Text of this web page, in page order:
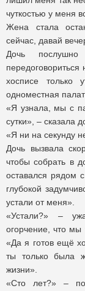
чуткостью у меня
Жена стала
сейчас, давай
Дочь
хосписе только
одноместная
«Я узнала, мы с
сутки», – сказала
«Я ни на секунду
Дочь вызвала
чтобы собрать в
оставался рядом
глубокой
устали от меня».
«Устали?» –
огорчение, что
«Да я готов ещё
ты только была
жизни».
«Сто лет?» –